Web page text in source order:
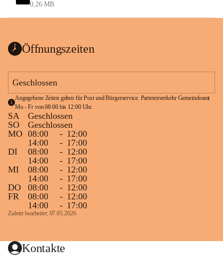
0,26 MB
Öffnungszeiten
Geschlossen
Angegebene Zeiten gelten für Post und Bürgerservice. Parteienverkehr Gemeindeamt
Mo - Fr von 08:00 bis 12:00 Uhr.
SA
Geschlossen
SO
Geschlossen
MO 08:00 - 12:00
14:00
- 17:00
DI
08:00 - 12:00
14:00
- 17:00
MI
08:00 - 12:00
14:00
- 17:00
DO
08:00 - 12:00
FR
08:00 - 12:00
14:00
- 17:00
Zuletzt bearbeitet: 07.05.2026
Kontakte